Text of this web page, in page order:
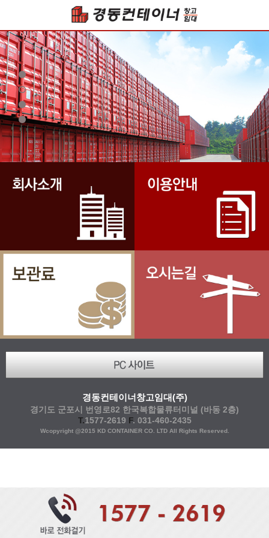
경동컨테이너창고임대(주)
경기도 군포시 번영로82 한국복합물류터미널 (바동 2층)
T.1577-2619 F. 031-460-2435
Wcopyright @2015 KD CONTAINER CO. LTD All Rights Reserved.